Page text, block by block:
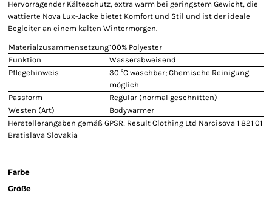
Hervorragender Kälteschutz, extra warm bei geringstem Gewicht, die
wattierte Nova Lux-Jacke bietet Komfort und Stil und ist der ideale
Begleiter an einem kalten Wintermorgen.
Materialzusammensetzung100% Polyester
Funktion
Wasserabweisend
Pflegehinweis
30 °C waschbar; Chemische Reinigung
möglich
Passform
Regular (normal geschnitten)
Westen (Art)
Bodywarmer
Herstellerangaben gemäß GPSR: Result Clothing Ltd Narcisova 1 821 01
Bratislava Slovakia
Farbe
Größe